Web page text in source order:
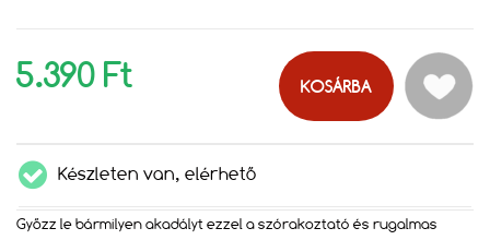
5.390 Ft KOSÁRBA
Készleten van, elérhető
Győzz le bármilyen akadályt ezzel a szórakoztató és rugalmas